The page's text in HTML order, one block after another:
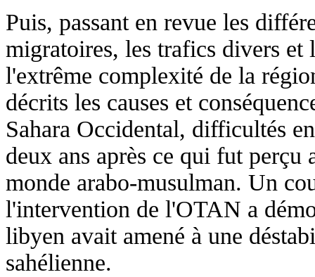
Puis, passant en revue les
migratoires, les trafics divers
l'extrême complexité de la
décrits les causes et
Sahara Occidental, difficultés
deux ans après ce qui fut
monde arabo-musulman. Un
l'intervention de l'OTAN a
libyen avait amené à une
sahélienne.